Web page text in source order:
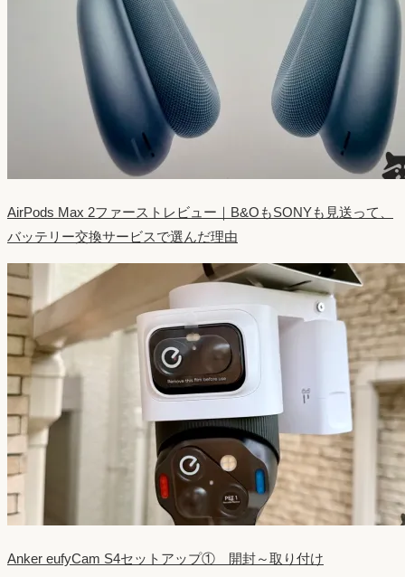
AirPods Max 2ファーストレビュー｜B&OもSONYも見送って、
バッテリー交換サービスで選んだ理由
Anker eufyCam S4セットアップ① 開封～取り付け